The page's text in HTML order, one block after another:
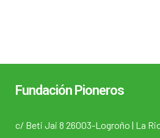
Fundación Pioneros
c/ Beti Jai 8 26003-Logroño | La